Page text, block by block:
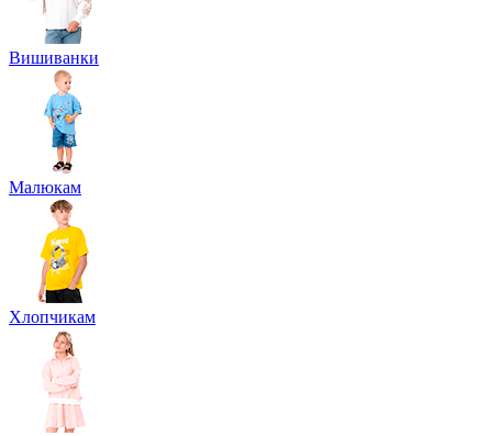
Вишиванки
Малюкам
Хлопчикам